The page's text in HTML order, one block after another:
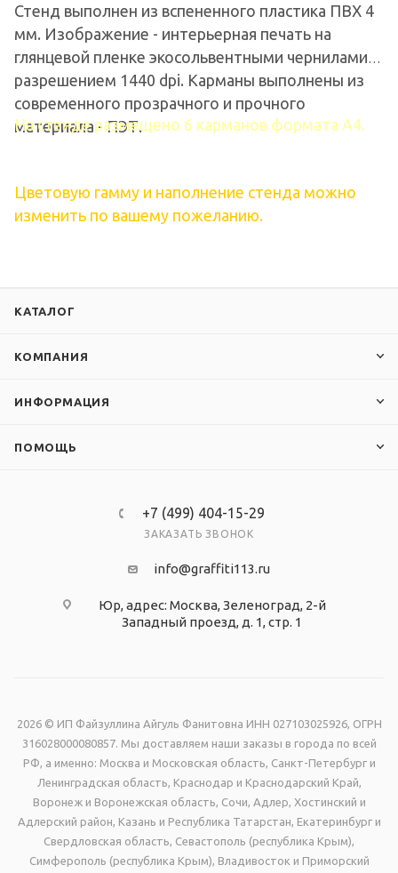
Стенд выполнен из вспененного пластика ПВХ 4
мм. Изображение - интерьерная печать на
глянцевой пленке экосольвентными чернилами, с
разрешением 1440 dpi. Карманы выполнены из
современного прозрачного и прочного
материала - ПЭТ.
На стенде размещено 6 карманов формата А4.
Цветовую гамму и наполнение стенда можно
изменить по вашему пожеланию.
КАТАЛОГ
КОМПАНИЯ
ИНФОРМАЦИЯ
ПОМОЩЬ
+7 (499) 404-15-29
ЗАКАЗАТЬ ЗВОНОК
info@graffiti113.ru
Юр, адрес: Москва, Зеленоград, 2-й
Западный проезд, д. 1, стр. 1
2026 © ИП Файзуллина Айгуль Фанитовна ИНН 027103025926, ОГРН
316028000080857. Мы доставляем наши заказы в города по всей
РФ, а именно: Москва и Московская область, Санкт-Петербург и
Ленинградская область, Краснодар и Краснодарский Край,
Воронеж и Воронежская область, Сочи, Адлер, Хостинский и
Адлерский район, Казань и Республика Татарстан, Екатеринбург и
Свердловская область, Севастополь (республика Крым),
Симферополь (республика Крым), Владивосток и Приморский